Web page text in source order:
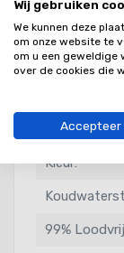
Extra info
Levertijd:
Kleur:
99%
Wij gebruiken
We kunnen deze
om onze website te
om u een geweldige
over de cookies die
Accepteer